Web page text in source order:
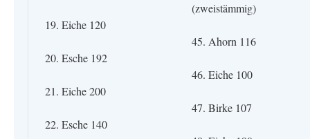
19. Eiche 120
20. Esche 192
21. Eiche 200
22. Esche 140
(zweistämmig)
45. Ahorn 116
46. Eiche 100
47. Birke 107